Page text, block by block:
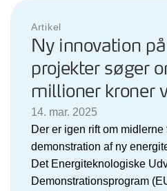
Artikel
Ny innovation
projekter søger
millioner kroner
14. mar. 2025
Der er igen rift om
demonstration af ny
Det Energiteknologiske
Demonstrationsprogram